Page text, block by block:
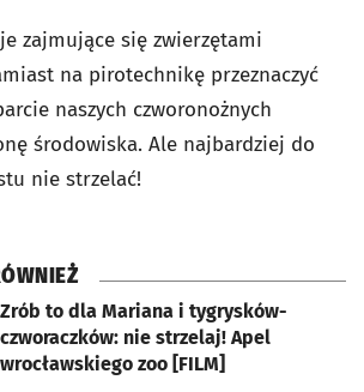
zajmujące się zwierzętami
na pirotechnikę przeznaczyć
naszych czworonożnych
środowiska. Ale najbardziej do
nie strzelać!
Zrób to dla Mariana i tygrysków-
czworaczków: nie strzelaj! Apel
wrocławskiego zoo [FILM]